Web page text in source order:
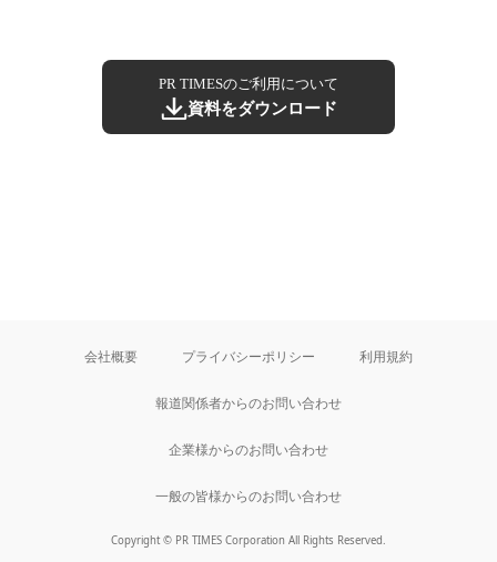
PR TIMESのご利用について
資料をダウンロード
会社概要 プライバシーポリシー 利用規約
報道関係者からのお問い合わせ
企業様からのお問い合わせ
一般の皆様からのお問い合わせ
Copyright © PR TIMES Corporation All Rights Reserved.